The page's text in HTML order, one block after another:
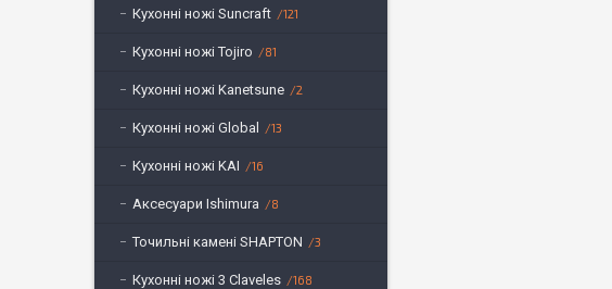
Кухонні ножі Suncraft 121
Кухонні ножі Tojiro 81
Кухонні ножі Kanetsune 2
Кухонні ножі Global 13
Кухонні ножі KAI 16
Аксесуари Ishimura 8
Точильні камені SHAPTON 3
Кухонні ножі 3 Claveles 168